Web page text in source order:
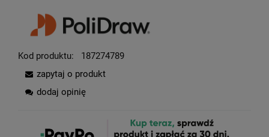
Kod produktu:
187274789
zapytaj o produkt
dodaj opinię